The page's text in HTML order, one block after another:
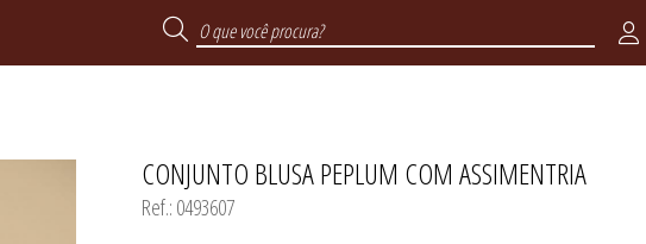
CONJUNTO BLUSA PEPLUM COM ASSIMENTRIA
Ref.: 0493607